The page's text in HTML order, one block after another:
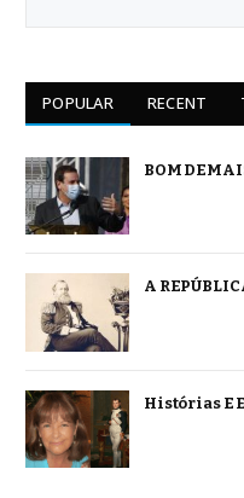
POPULAR RECENT
BOM
A
Histórias E